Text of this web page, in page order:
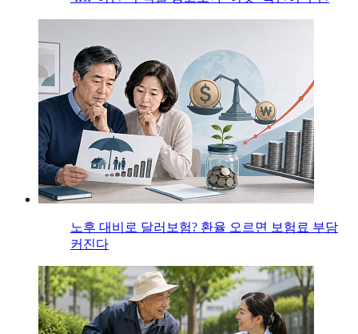
노후 대비로 달러보험? 환율 오르면 보험료 부담
커진다